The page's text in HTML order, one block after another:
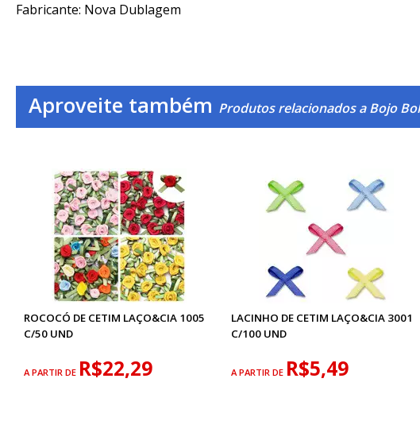
Fabricante: Nova Dublagem
Aproveite também Produtos relacionados a Bojo
ROCOCÓ DE CETIM LAÇO&CIA 1005
C/50 UND
A PARTIR DE R$22,29
LACINHO DE CETIM LAÇO&CIA 3001
C/100 UND
A PARTIR DE R$5,49